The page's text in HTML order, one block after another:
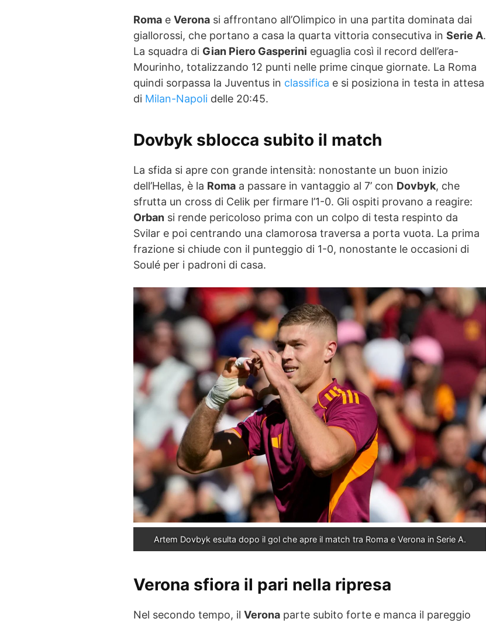
Roma e Verona si affrontano all’Olimpico in una partita dominata dai
giallorossi, che portano a casa la quarta vittoria consecutiva in Serie A.
La squadra di Gian Piero Gasperini eguaglia così il record dell’era-
Mourinho, totalizzando 12 punti nelle prime cinque giornate. La Roma
quindi sorpassa la Juventus in classifica e si posiziona in testa in attesa
di Milan-Napoli delle 20:45.
Dovbyk sblocca subito il match
La sfida si apre con grande intensità: nonostante un buon inizio
dell’Hellas, è la Roma a passare in vantaggio al 7’ con Dovbyk, che
sfrutta un cross di Celik per firmare l’1-0. Gli ospiti provano a reagire:
Orban si rende pericoloso prima con un colpo di testa respinto da
Svilar e poi centrando una clamorosa traversa a porta vuota. La prima
frazione si chiude con il punteggio di 1-0, nonostante le occasioni di
Soulé per i padroni di casa.
Artem Dovbyk esulta dopo il gol che apre il match tra Roma e Verona in Serie A.
Verona sfiora il pari nella ripresa
Nel secondo tempo, il Verona parte subito forte e manca il pareggio